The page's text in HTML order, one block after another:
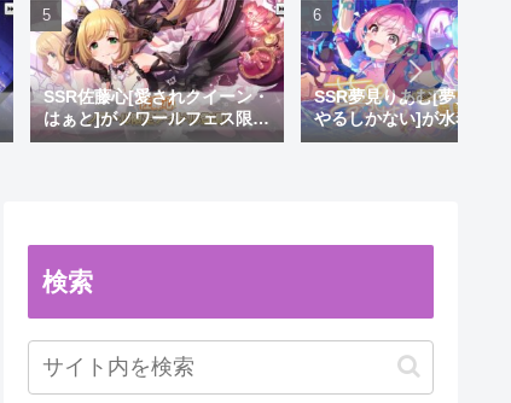
SSR佐藤心[愛されクイーン・
はぁと]がノワールフェス限で
追加！しゅがはになかった黒
SSR夢見りあむ[夢見りあ
やるしかない]が水着限定
加！クズのくせにいい水
検索